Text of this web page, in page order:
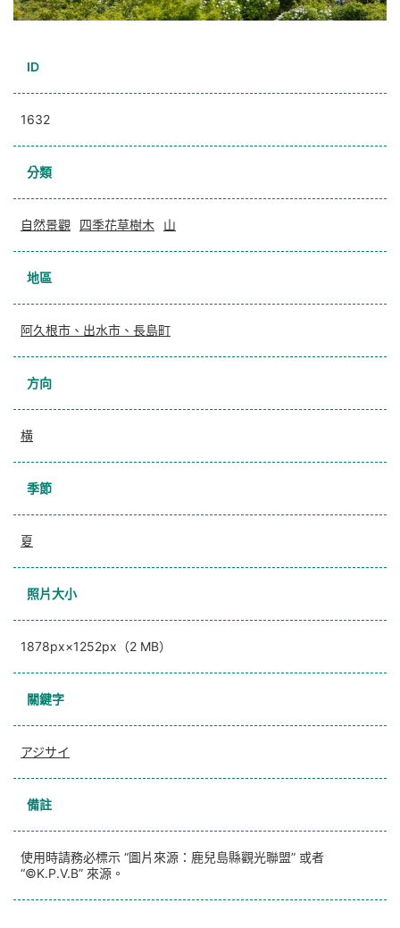
ID
1632
分類
自然景觀 四季花草樹木 山
地區
阿久根市、出水市、長島町
方向
横
季節
夏
照片大小
1878px×1252px（2 MB）
關鍵字
アジサイ
備註
使用時請務必標示 “圖片來源：鹿兒島縣觀光聯盟” 或者
“©K.P.V.B” 來源。